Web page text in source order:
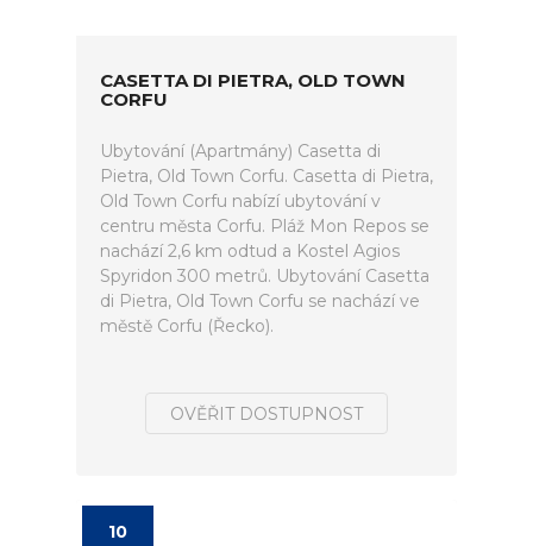
CASETTA DI PIETRA, OLD TOWN
CORFU
Ubytování (Apartmány) Casetta di
Pietra, Old Town Corfu. Casetta di Pietra,
Old Town Corfu nabízí ubytování v
centru města Corfu. Pláž Mon Repos se
nachází 2,6 km odtud a Kostel Agios
Spyridon 300 metrů. Ubytování Casetta
di Pietra, Old Town Corfu se nachází ve
městě Corfu (Řecko).
OVĚŘIT DOSTUPNOST
10